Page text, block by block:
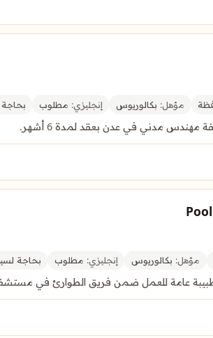
مؤهل: بكالوريوس إنجليزي: مطلوب
مهندس مدني في عدن بعقد لمدة 6 أشهر.
مؤهل: بكالوريوس إنجليزي: مطلوب بحاجة
عامة للعمل ضمن فريق الطوارئ في